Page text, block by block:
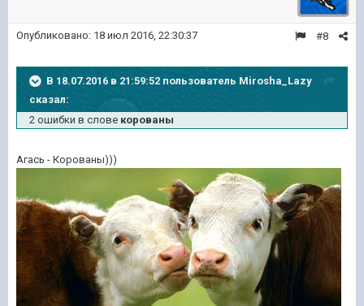
#8
Опубликовано: 18 июл 2016, 22:30:37
В 18.07.2016 в 21:59:52 пользователь Mirosha_Lazy
сказал:
2 ошибки в слове корованы
Агась - Корованы)))